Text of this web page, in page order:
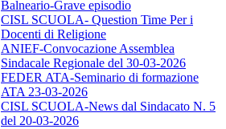
Balneario-Grave episodio
CISL SCUOLA- Question Time Per i
Docenti di Religione
ANIEF-Convocazione Assemblea
Sindacale Regionale del 30-03-2026
FEDER ATA-Seminario di formazione
ATA 23-03-2026
CISL SCUOLA-News dal Sindacato N. 5
del 20-03-2026